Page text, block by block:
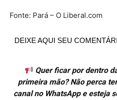
Fonte: Pará – O Liberal.com
DEIXE AQUI SEU
Quer ficar por dentro
primeira mão? Não perca
canal no WhatsApp e esteja